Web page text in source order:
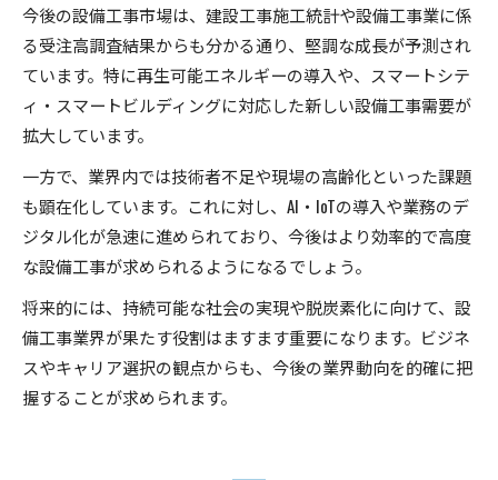
今後の設備工事市場は、建設工事施工統計や設備工事業に係
る受注高調査結果からも分かる通り、堅調な成長が予測され
ています。特に再生可能エネルギーの導入や、スマートシテ
ィ・スマートビルディングに対応した新しい設備工事需要が
拡大しています。
一方で、業界内では技術者不足や現場の高齢化といった課題
も顕在化しています。これに対し、AI・IoTの導入や業務のデ
ジタル化が急速に進められており、今後はより効率的で高度
な設備工事が求められるようになるでしょう。
将来的には、持続可能な社会の実現や脱炭素化に向けて、設
備工事業界が果たす役割はますます重要になります。ビジネ
スやキャリア選択の観点からも、今後の業界動向を的確に把
握することが求められます。